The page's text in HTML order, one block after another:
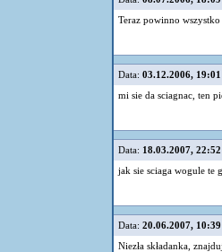
Teraz powinno wszystko
Data: 03.12.2006, 19:01
mi sie da sciagnac, ten
Data: 18.03.2007, 22:52
jak sie sciaga wogule te
Data: 20.06.2007, 10:39
Niezła składanka,